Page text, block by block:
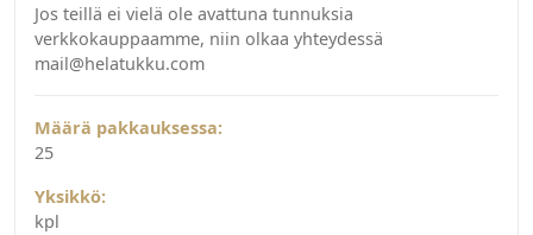
Jos teillä ei vielä ole avattuna tunnuksia
verkkokauppaamme, niin olkaa yhteydessä
mail@helatukku.com
Määrä pakkauksessa:
25
Yksikkö:
kpl